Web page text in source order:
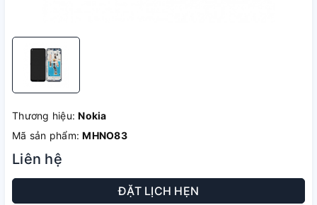
Thương hiệu:Nokia
Mã sản phẩm:MHNO83
Liên hệ
ĐẶT LỊCH HẸN